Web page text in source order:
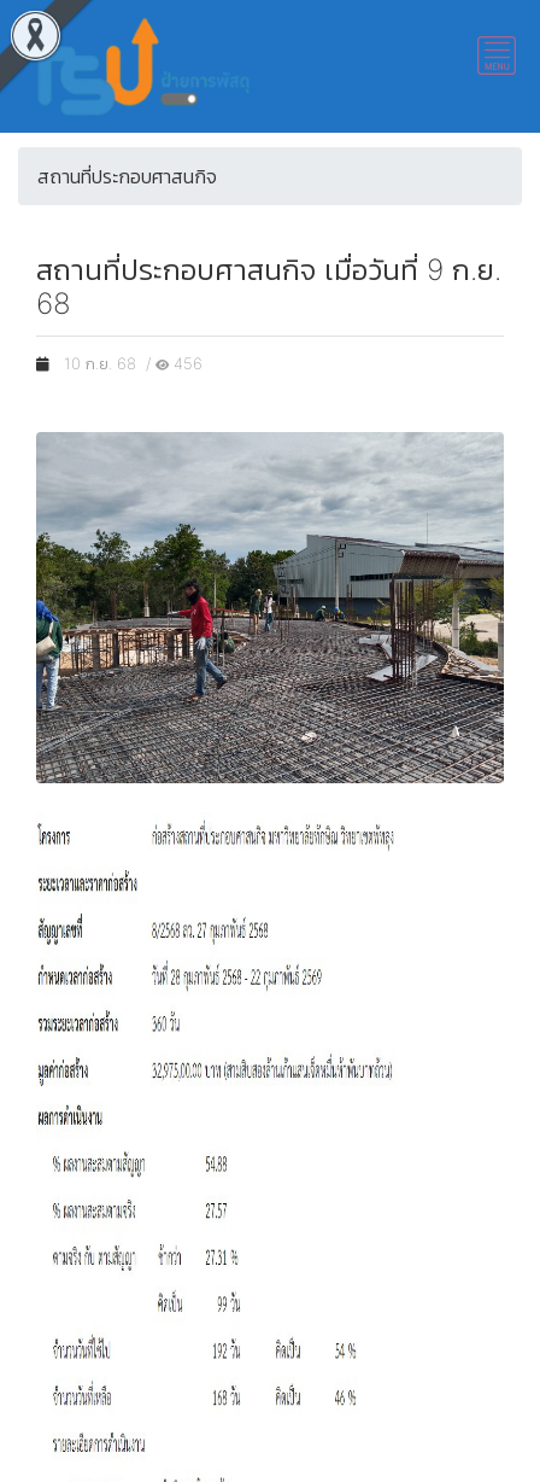
สถานที่ประกอบศาสนกิจ
สถานที่ประกอบศาสนกิจ เมื่อวันที่ 9 ก.ย.
68
10 ก.ย. 68 / 456